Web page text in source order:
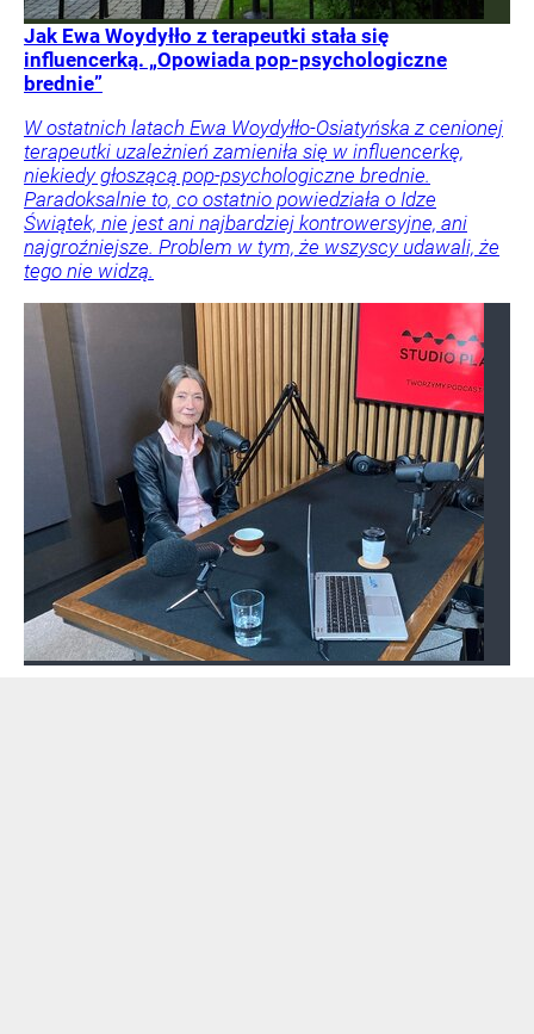
Jak Ewa Woydyłło z terapeutki stała się
influencerką. „Opowiada pop-psychologiczne
brednie”
W ostatnich latach Ewa Woydyłło-Osiatyńska z cenionej
terapeutki uzależnień zamieniła się w influencerkę,
niekiedy głoszącą pop-psychologiczne brednie.
Paradoksalnie to, co ostatnio powiedziała o Idze
Świątek, nie jest ani najbardziej kontrowersyjne, ani
najgroźniejsze. Problem w tym, że wszyscy udawali, że
tego nie widzą.